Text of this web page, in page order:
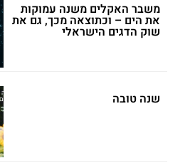
משבר האקלים משנה עמוקות
את הים – וכתוצאה מכך, גם את
שוק הדגים הישראלי
שנה טובה